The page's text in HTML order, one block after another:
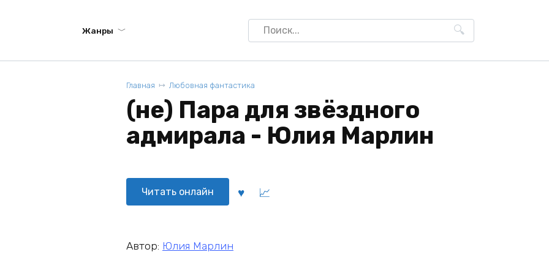
Жанры
Search
for:
Главная Любовная фантастика
(не) Пара для звёздного
адмирала - Юлия Марлин
Читать онлайн
Автор: Юлия Марлин